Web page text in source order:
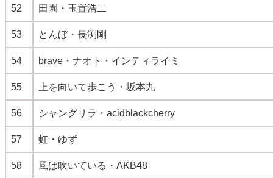
52 田園・玉置浩二
53 とんぼ・長渕剛
54 brave・ナオト・インティライミ
55 上を向いて歩こう・坂本九
56 シャングリラ・acidblackcherry
57 虹・ゆず
58 風は吹いている・AKB48